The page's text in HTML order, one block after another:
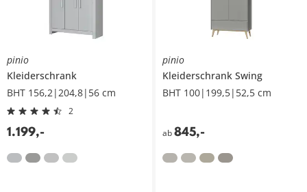
pinio
Kleiderschrank
BHT 156,2|204,8|56 cm
2
1.199,-
pinio
Kleiderschrank Swing
BHT 100|199,5|52,5 cm
ab 845,-